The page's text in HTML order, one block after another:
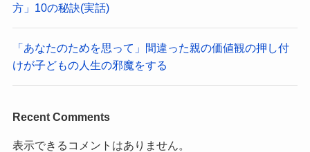
方」10の秘訣(実話)
「あなたのためを思って」間違った親の価値観の押し付
けが子どもの人生の邪魔をする
Recent Comments
表示できるコメントはありません。